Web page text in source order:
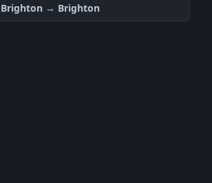
Brighton → Brighton